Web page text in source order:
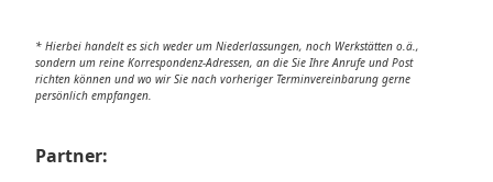
* Hierbei handelt es sich weder um Niederlassungen, noch Werkstätten o.ä.,
sondern um reine Korrespondenz-Adressen, an die Sie Ihre Anrufe und Post
richten können und wo wir Sie nach vorheriger Terminvereinbarung gerne
persönlich empfangen.
Partner: